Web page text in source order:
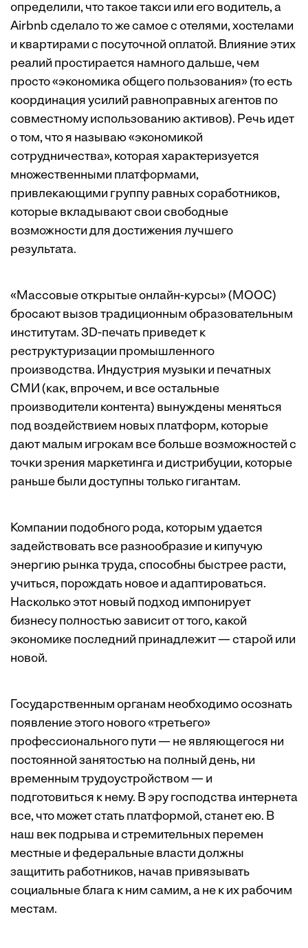
определили, что такое такси или его водитель, а
Airbnb сделало то же самое с отелями, хостелами
и квартирами с посуточной оплатой. Влияние этих
реалий простирается намного дальше, чем
просто «экономика общего пользования» (то есть
координация усилий равноправных агентов по
совместному использованию активов). Речь идет
о том, что я называю «экономикой
сотрудничества», которая характеризуется
множественными платформами,
привлекающими группу равных соработников,
которые вкладывают свои свободные
возможности для достижения лучшего
результата.
«Массовые открытые онлайн-курсы» (MOOC)
бросают вызов традиционным образовательным
институтам. 3D-печать приведет к
реструктуризации промышленного
производства. Индустрия музыки и печатных
СМИ (как, впрочем, и все остальные
производители контента) вынуждены меняться
под воздействием новых платформ, которые
дают малым игрокам все больше возможностей с
точки зрения маркетинга и дистрибуции, которые
раньше были доступны только гигантам.
Компании подобного рода, которым удается
задействовать все разнообразие и кипучую
энергию рынка труда, способны быстрее расти,
учиться, порождать новое и адаптироваться.
Насколько этот новый подход импонирует
бизнесу полностью зависит от того, какой
экономике последний принадлежит — старой или
новой.
Государственным органам необходимо осознать
появление этого нового «третьего»
профессионального пути — не являющегося ни
постоянной занятостью на полный день, ни
временным трудоустройством — и
подготовиться к нему. В эру господства интернета
все, что может стать платформой, станет ею. В
наш век подрыва и стремительных перемен
местные и федеральные власти должны
защитить работников, начав привязывать
социальные блага к ним самим, а не к их рабочим
местам.